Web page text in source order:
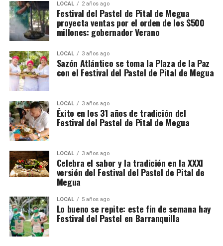
LOCAL 2 años ago
Festival del Pastel de Pital de Megua
proyecta ventas por el orden de los $500
millones: gobernador Verano
LOCAL 3 años ago
Sazón Atlántico se toma la Plaza de la Paz
con el Festival del Pastel de Pital de Megua
LOCAL 3 años ago
Éxito en los 31 años de tradición del
Festival del Pastel de Pital de Megua
LOCAL 3 años ago
Celebra el sabor y la tradición en la XXXI
versión del Festival del Pastel de Pital de
Megua
LOCAL 5 años ago
Lo bueno se repite: este fin de semana hay
Festival del Pastel en Barranquilla